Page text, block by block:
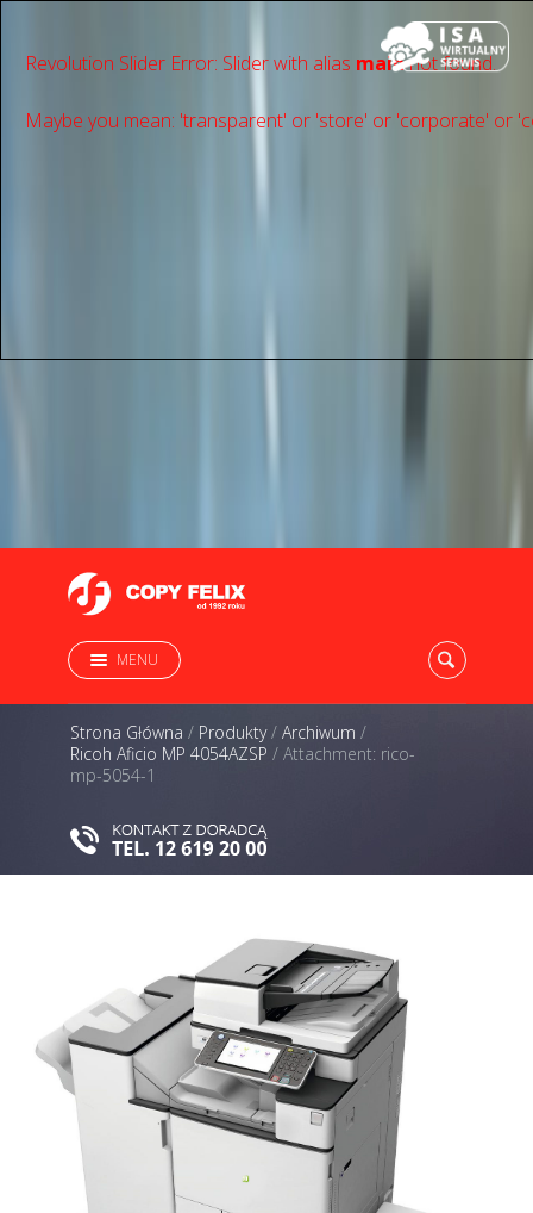
Revolution Slider Error: Slider with alias mainnot found.
Maybe you mean: 'transparent' or 'store' or 'сorporate' or
MENU
Strona Główna / Produkty/ Archiwum /
Ricoh Aficio MP 4054AZSP / Attachment: rico-
mp-5054-1